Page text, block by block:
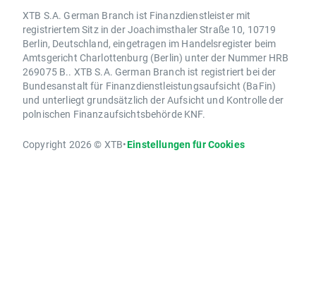
XTB S.A. German Branch ist Finanzdienstleister mit
registriertem Sitz in der Joachimsthaler Straße 10, 10719
Berlin, Deutschland, eingetragen im Handelsregister beim
Amtsgericht Charlottenburg (Berlin) unter der Nummer HRB
269075 B.. XTB S.A. German Branch ist registriert bei der
Bundesanstalt für Finanzdienstleistungsaufsicht (BaFin)
und unterliegt grundsätzlich der Aufsicht und Kontrolle der
polnischen Finanzaufsichtsbehörde KNF.
Copyright 2026 © XTB•Einstellungen für Cookies